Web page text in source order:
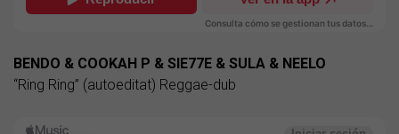
BENDO & COOKAH P & SIE77E & SULA & NEELO
“Ring Ring” (autoeditat) Reggae-dub